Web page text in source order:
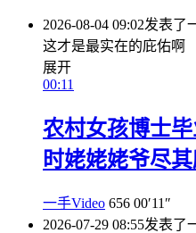
2026-08-04 09:02发表了
这才是最实在的庇佑啊
展开
00:11
农村女孩博士
时姥姥姥爷尽
一手Video 656 00′11″
2026-07-29 08:55发表了